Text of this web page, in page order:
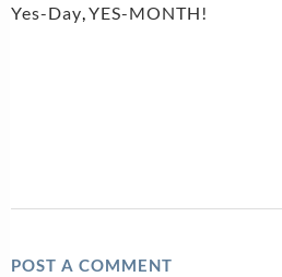
Yes-Day,YES-MONTH!
POST A COMMENT